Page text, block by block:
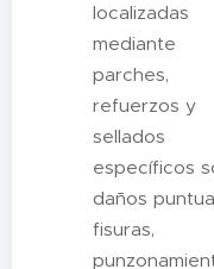
localizadas
mediante
parches,
refuerzos y
sellados
específicos
daños
fisuras,